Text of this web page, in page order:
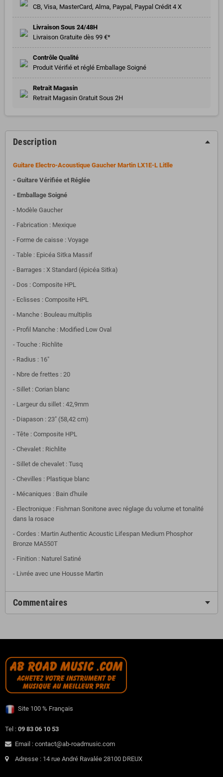
CB, Visa, MasterCard, Alma, Paypal, Paypal Crédit 4 X
Livraison Sous 24/48H
Livraison Gratuite dès 99 €*
Contrôle Qualité
Produit Vérifié et réglé Emballage Soigné
Retrait Magasin
Retrait Magasin Gratuit Sous 2H
Description
Guitare Electro-Acoustique Gaucher Martin LX1E-L Litlle
- Guitare Vérifiée et Réglée
- Emballage Soigné
- Modèle Gaucher
- Fabrication : Mexique
- Forme de caisse : Voyage
- Table : Epicéa Sitka Massif
- Barrages : X Standard (épicéa Sitka)
- Dos : Composite HPL
- Eclisses : Composite HPL
- Manche : Bouleau multiplis
- Profil Manche : Modified Low Oval
- Touche : Richlite
- Radius : 16"
- Nbre de frettes : 20
- Sillet : Corian blanc
- Largeur du sillet : 42,9mm
- Diapason : 23" (58,42 cm)
- Tête : Composite HPL
- Chevalet : Richlite
- Sillet de chevalet : Tusq
- Chevilles : Plastique blanc
- Mécaniques : Bain d'huile
- Electronique : Fishman Sonitone avec réglage du volume et tonalité
dans la rosace
- Cordes : Martin Authentic Acoustic Lifespan Medium Phosphor
Bronze MA550T
- Finition : Naturel Satiné
- Livrée avec une Housse Martin
Commentaires
Site 100 % Français
Tel : 09 83 06 10 53
Email : contact@ab-roadmusic.com
Adresse : 14 rue André Ravalée 28100 DREUX